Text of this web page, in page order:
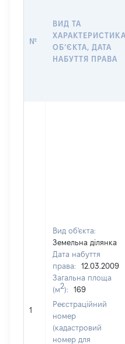
№
ВИД ТА
ХАРАКТЕРИСТИКА
ОБʼЄКТА, ДАТА
НАБУТТЯ ПРАВА
1
Вид об'єкта:
Земельна ділянка
Дата набуття
права:
12.03.2009
Загальна площа
(м2):
169
Реєстраційний
номер
(кадастровий
номер для